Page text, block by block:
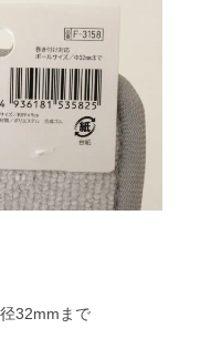
32mmまで